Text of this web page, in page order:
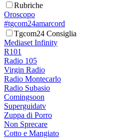
Rubriche
Oroscopo
#tgcom24amarcord
Tgcom24 Consiglia
Mediaset Infinity
R101
Radio 105
Virgin Radio
Radio Montecarlo
Radio Subasio
Comingsoon
Superguidatv
Zuppa di Porro
Non Sprecare
Cotto e Mangiato